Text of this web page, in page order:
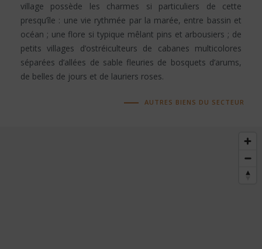
village possède les charmes si particuliers de cette
presqu’île : une vie rythmée par la marée, entre bassin et
océan ; une flore si typique mêlant pins et arbousiers ; de
petits villages d’ostréiculteurs de cabanes multicolores
séparées d’allées de sable fleuries de bosquets d’arums,
de belles de jours et de lauriers roses.
AUTRES BIENS DU SECTEUR